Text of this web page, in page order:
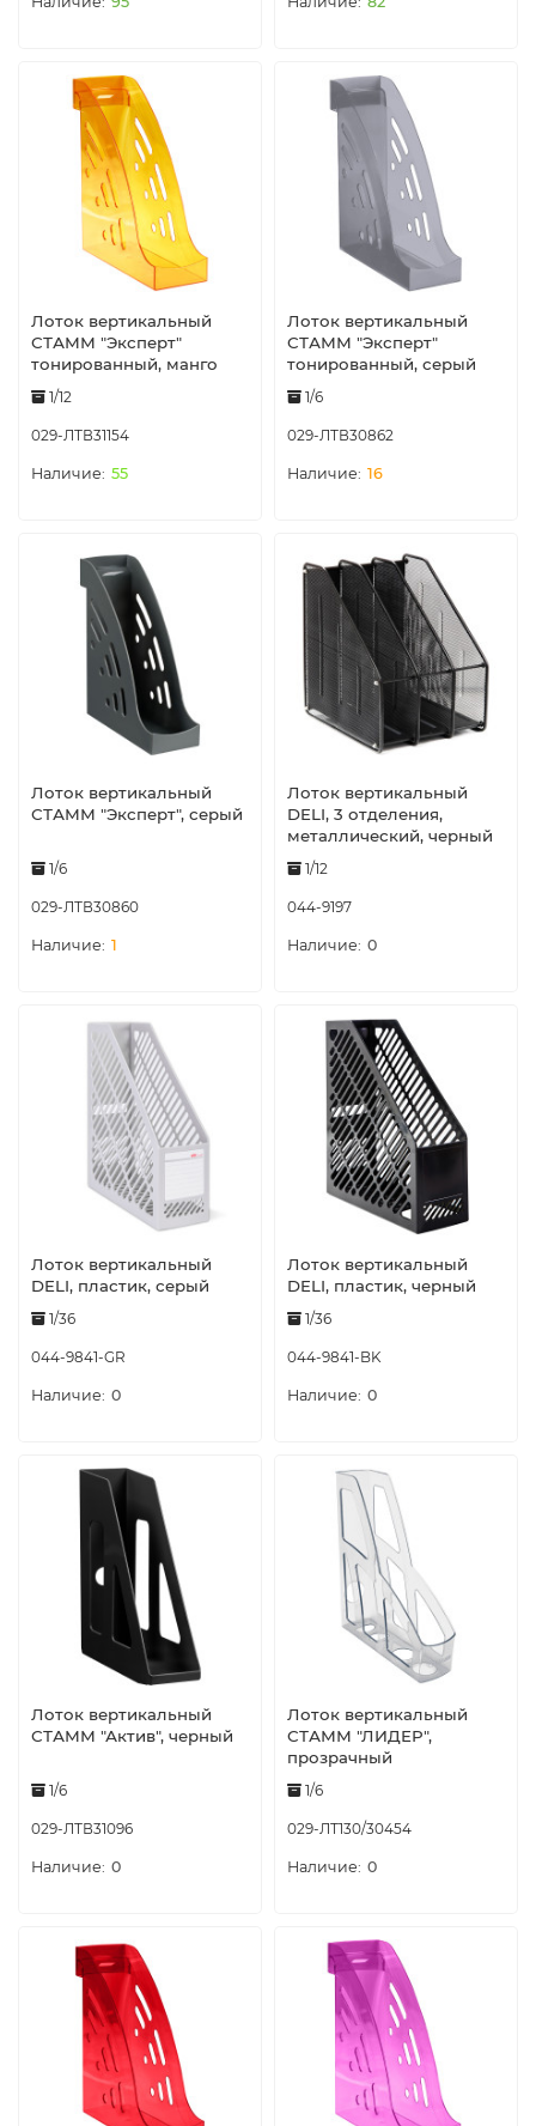
Лоток вертикальный
СТАММ "Эксперт"
тонированный, манго
1/12
029-ЛТВ31154
55
Лоток вертикальный
СТАММ "Эксперт"
тонированный, серый
1/6
029-ЛТВ30862
16
Лоток вертикальный
СТАММ "Эксперт", серый
1/6
029-ЛТВ30860
1
Лоток вертикальный
DELI, 3 отделения,
металлический, черный
1/12
044-9197
0
Лоток вертикальный
DELI, пластик, серый
1/36
044-9841-GR
0
Лоток вертикальный
DELI, пластик, черный
1/36
044-9841-BK
0
Лоток вертикальный
СТАММ "Актив", черный
1/6
029-ЛТВ31096
0
Лоток вертикальный
СТАММ "ЛИДЕР",
прозрачный
1/6
029-ЛТ130/30454
0